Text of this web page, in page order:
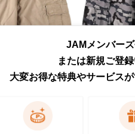
¥5,390 (税込)
JAMメンバーズ
または新規ご登
大変お得な特典やサービス